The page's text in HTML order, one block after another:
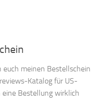
meinen Bestellschein
Katalog für US-
eine Bestellung wirklich